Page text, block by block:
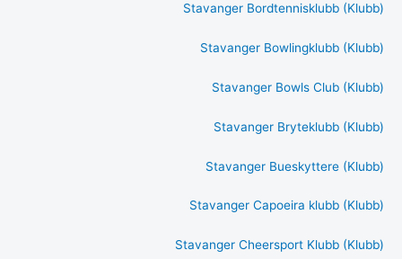
Stavanger Bordtennisklubb (Klubb)
Stavanger Bowlingklubb (Klubb)
Stavanger Bowls Club (Klubb)
Stavanger Bryteklubb (Klubb)
Stavanger Bueskyttere (Klubb)
Stavanger Capoeira klubb (Klubb)
Stavanger Cheersport Klubb (Klubb)